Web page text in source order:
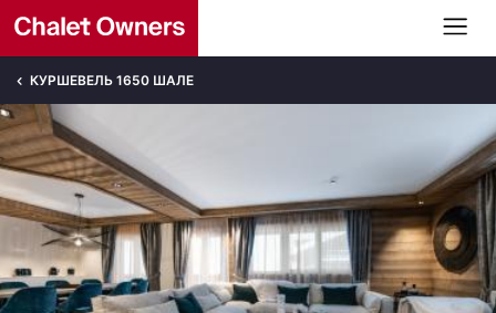
КУРШЕВЕЛЬ 1650 ШАЛЕ